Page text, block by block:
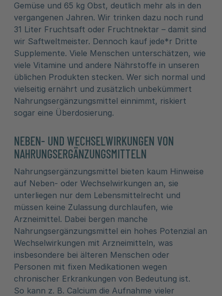
Gemüse und 65 kg Obst, deutlich mehr als in den
vergangenen Jahren. Wir trinken dazu noch rund
31 Liter Fruchtsaft oder Fruchtnektar – damit sind
wir Saftweltmeister. Dennoch kauf jede*r Dritte
Supplemente. Viele Menschen unterschätzen, wie
viele Vitamine und andere Nährstoffe in unseren
üblichen Produkten stecken. Wer sich normal und
vielseitig ernährt und zusätzlich unbekümmert
Nahrungsergänzungsmittel einnimmt, riskiert
sogar eine Überdosierung.
NEBEN- UND WECHSELWIRKUNGEN VON
NAHRUNGSERGÄNZUNGSMITTELN
Nahrungsergänzungsmittel bieten kaum Hinweise
auf Neben- oder Wechselwirkungen an, sie
unterliegen nur dem Lebensmittelrecht und
müssen keine Zulassung durchlaufen, wie
Arzneimittel. Dabei bergen manche
Nahrungsergänzungsmittel ein hohes Potenzial an
Wechselwirkungen mit Arzneimitteln, was
insbesondere bei älteren Menschen oder
Personen mit fixen Medikationen wegen
chronischer Erkrankungen von Bedeutung ist.
So kann z. B. Calcium die Aufnahme vieler